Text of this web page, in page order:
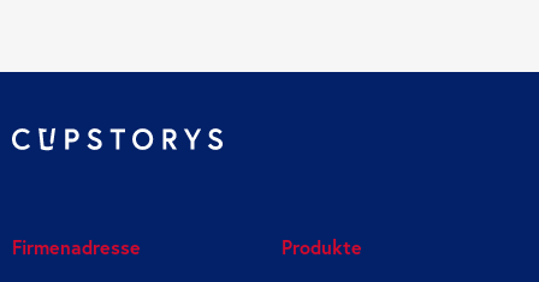
Firmenadresse Produkte